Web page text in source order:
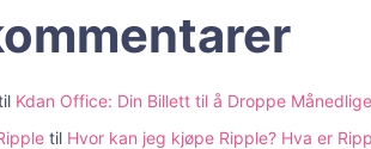
Kdan Office: Din Billett til å Droppe
til Hvor kan jeg kjøpe Ripple? Hva er